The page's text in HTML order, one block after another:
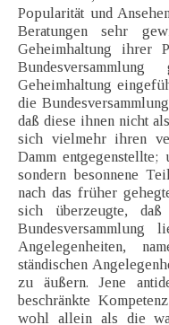
Popularität und
Beratungen sehr
Geheimhaltung ihrer
Geheimhaltung
die
daß diese ihnen nicht
sich vielmehr ihren
Damm entgegenstellte;
sondern besonnene
nach das früher
sich überzeugte,
Angelegenheiten,
ständischen
zu äußern. Jene
beschränkte
wohl allein als die